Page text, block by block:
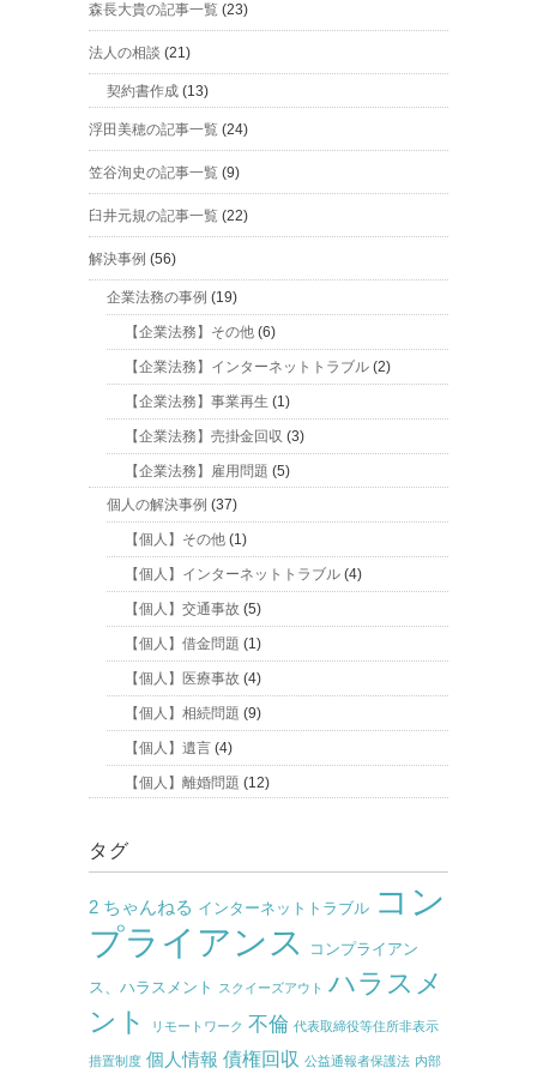
森長大貴の記事一覧 (23)
法人の相談 (21)
契約書作成 (13)
浮田美穂の記事一覧 (24)
笠谷洵史の記事一覧 (9)
臼井元規の記事一覧 (22)
解決事例 (56)
企業法務の事例 (19)
【企業法務】その他 (6)
【企業法務】インターネットトラブル (2)
【企業法務】事業再生 (1)
【企業法務】売掛金回収 (3)
【企業法務】雇用問題 (5)
個人の解決事例 (37)
【個人】その他 (1)
【個人】インターネットトラブル (4)
【個人】交通事故 (5)
【個人】借金問題 (1)
【個人】医療事故 (4)
【個人】相続問題 (9)
【個人】遺言 (4)
【個人】離婚問題 (12)
タグ
2 ちゃんねる インターネットトラブル コン
プライアンス
コンプライアン
ス、ハラスメント スクイーズアウト ハラスメ
ント
リモートワーク 不倫 代表取締役等住所非表示
措置制度 個人情報 債権回収 公益通報者保護法 内部